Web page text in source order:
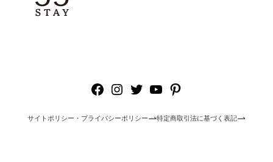
Facebook
Instagram
Twitter
YouTube
Pinterest
サイトポリシー・プライバシーポリシー 特定商取引法に基づく表記